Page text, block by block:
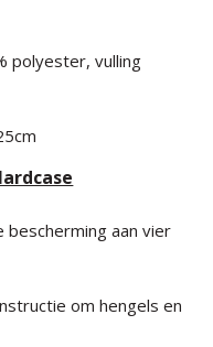
polyester, vulling
bescherming aan vier
om hengels en